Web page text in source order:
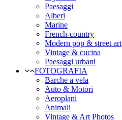
Paesaggi
Alberi
Marine
French-country
Modern pop & street art
Vintage & cucina
Paesaggi urbani
FOTOGRAFIA
Barche a vela
Auto & Motori
Aeroplani
Animali
Vintage & Art Photos